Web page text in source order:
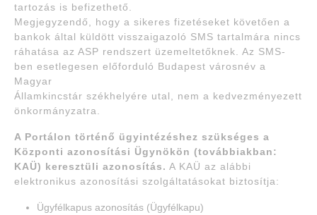
tartozás is befizethető.
Megjegyzendő, hogy a sikeres fizetéseket követően a
bankok által küldött visszaigazoló SMS tartalmára nincs
ráhatása az ASP rendszert üzemeltetőknek. Az SMS-
ben esetlegesen előforduló Budapest városnév a
Magyar
Államkincstár székhelyére utal, nem a kedvezményezett
önkormányzatra.
A Portálon történő ügyintézéshez szükséges a
Központi azonosítási Ügynökön (továbbiakban:
KAÜ) keresztüli azonosítás. A KAÜ az alábbi
elektronikus azonosítási szolgáltatásokat biztosítja:
Ügyfélkapus azonosítás (Ügyfélkapu)